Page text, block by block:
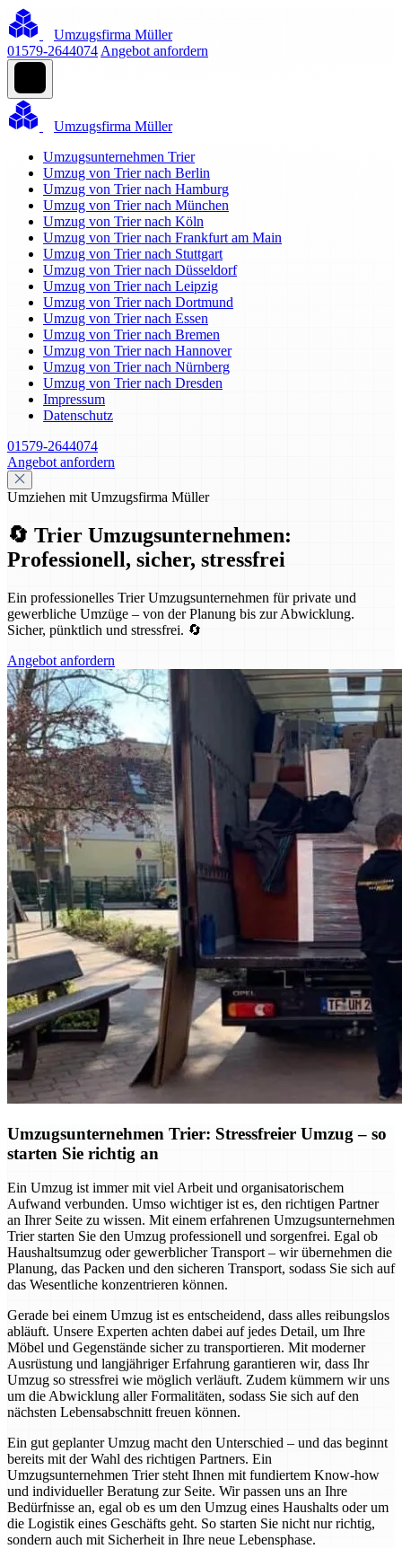
Umzugsfirma Müller
01579-2644074 Angebot anfordern
Umzugsfirma Müller
Umzugsunternehmen Trier
Umzug von Trier nach Berlin
Umzug von Trier nach Hamburg
Umzug von Trier nach München
Umzug von Trier nach Köln
Umzug von Trier nach Frankfurt am Main
Umzug von Trier nach Stuttgart
Umzug von Trier nach Düsseldorf
Umzug von Trier nach Leipzig
Umzug von Trier nach Dortmund
Umzug von Trier nach Essen
Umzug von Trier nach Bremen
Umzug von Trier nach Hannover
Umzug von Trier nach Nürnberg
Umzug von Trier nach Dresden
Impressum
Datenschutz
01579-2644074
Angebot anfordern
Umziehen mit Umzugsfirma Müller
🔄 Trier Umzugsunternehmen:
Professionell, sicher, stressfrei
Ein professionelles Trier Umzugsunternehmen für private und
gewerbliche Umzüge – von der Planung bis zur Abwicklung.
Sicher, pünktlich und stressfrei. 🔄
Angebot anfordern
Umzugsunternehmen Trier: Stressfreier Umzug – so
starten Sie richtig an
Ein Umzug ist immer mit viel Arbeit und organisatorischem
Aufwand verbunden. Umso wichtiger ist es, den richtigen Partner
an Ihrer Seite zu wissen. Mit einem erfahrenen Umzugsunternehmen
Trier starten Sie den Umzug professionell und sorgenfrei. Egal ob
Haushaltsumzug oder gewerblicher Transport – wir übernehmen die
Planung, das Packen und den sicheren Transport, sodass Sie sich auf
das Wesentliche konzentrieren können.
Gerade bei einem Umzug ist es entscheidend, dass alles reibungslos
abläuft. Unsere Experten achten dabei auf jedes Detail, um Ihre
Möbel und Gegenstände sicher zu transportieren. Mit moderner
Ausrüstung und langjähriger Erfahrung garantieren wir, dass Ihr
Umzug so stressfrei wie möglich verläuft. Zudem kümmern wir uns
um die Abwicklung aller Formalitäten, sodass Sie sich auf den
nächsten Lebensabschnitt freuen können.
Ein gut geplanter Umzug macht den Unterschied – und das beginnt
bereits mit der Wahl des richtigen Partners. Ein
Umzugsunternehmen Trier steht Ihnen mit fundiertem Know-how
und individueller Beratung zur Seite. Wir passen uns an Ihre
Bedürfnisse an, egal ob es um den Umzug eines Haushalts oder um
die Logistik eines Geschäfts geht. So starten Sie nicht nur richtig,
sondern auch mit Sicherheit in Ihre neue Lebensphase.